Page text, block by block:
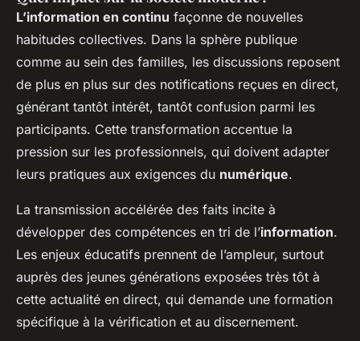
L’information en continu façonne de nouvelles
habitudes collectives. Dans la sphère publique
comme au sein des familles, les discussions reposent
de plus en plus sur des notifications reçues en direct,
générant tantôt intérêt, tantôt confusion parmi les
participants. Cette transformation accentue la
pression sur les professionnels, qui doivent adapter
leurs pratiques aux exigences du numérique.
La transmission accélérée des faits incite à
développer des compétences en tri de l’information.
Les enjeux éducatifs prennent de l’ampleur, surtout
auprès des jeunes générations exposées très tôt à
cette actualité en direct, qui demande une formation
spécifique à la vérification et au discernement.